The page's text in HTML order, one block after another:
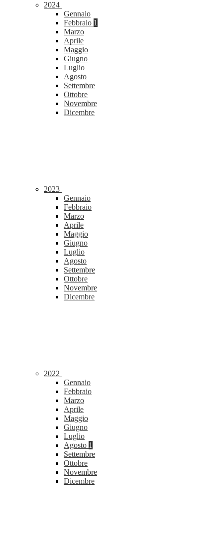
2024
Gennaio
Febbraio 1
Marzo
Aprile
Maggio
Giugno
Luglio
Agosto
Settembre
Ottobre
Novembre
Dicembre
2023
Gennaio
Febbraio
Marzo
Aprile
Maggio
Giugno
Luglio
Agosto
Settembre
Ottobre
Novembre
Dicembre
2022
Gennaio
Febbraio
Marzo
Aprile
Maggio
Giugno
Luglio
Agosto 1
Settembre
Ottobre
Novembre
Dicembre